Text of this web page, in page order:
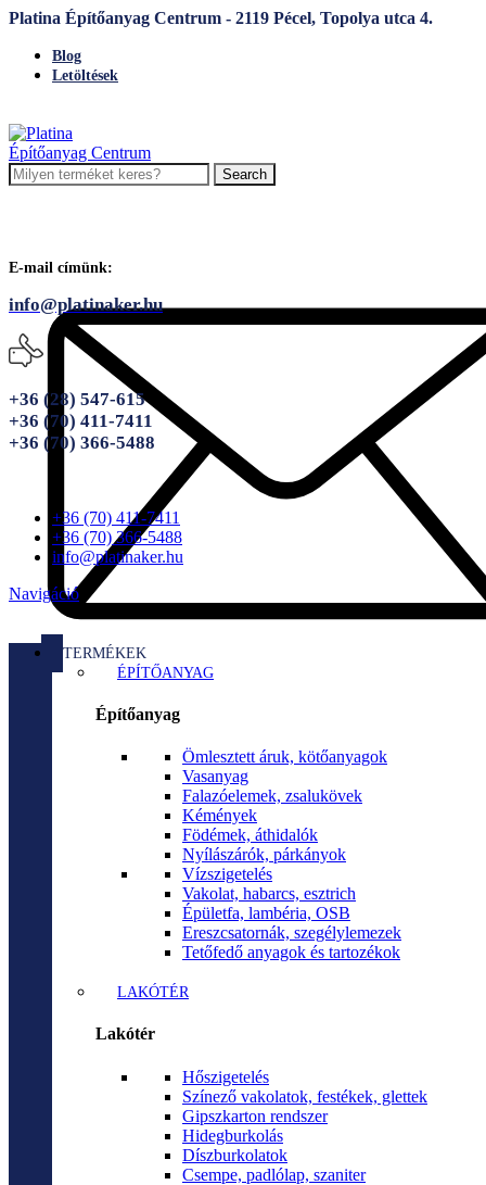
Platina Építőanyag Centrum - 2119 Pécel, Topolya utca 4.
Blog
Letöltések
Search
E-mail címünk:
info@platinaker.hu
+36 (28) 547-615
+36 (70) 411-7411
+36 (70) 366-5488
+36 (70) 411-7411
+36 (70) 366-5488
info@platinaker.hu
Navigáció
TERMÉKEK
ÉPÍTŐANYAG
Építőanyag
Ömlesztett áruk, kötőanyagok
Vasanyag
Falazóelemek, zsalukövek
Kémények
Födémek, áthidalók
Nyílászárók, párkányok
Vízszigetelés
Vakolat, habarcs, esztrich
Épületfa, lambéria, OSB
Ereszcsatornák, szegélylemezek
Tetőfedő anyagok és tartozékok
LAKÓTÉR
Lakótér
Hőszigetelés
Színező vakolatok, festékek, glettek
Gipszkarton rendszer
Hidegburkolás
Díszburkolatok
Csempe, padlólap, szaniter